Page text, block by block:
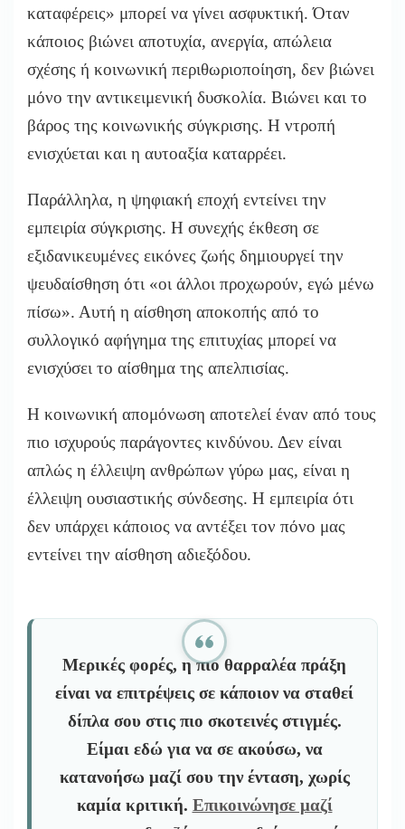
καταφέρεις» μπορεί να γίνει ασφυκτική. Όταν
κάποιος βιώνει αποτυχία, ανεργία, απώλεια
σχέσης ή κοινωνική περιθωριοποίηση, δεν βιώνει
μόνο την αντικειμενική δυσκολία. Βιώνει και το
βάρος της κοινωνικής σύγκρισης. Η ντροπή
ενισχύεται και η αυτοαξία καταρρέει.
Παράλληλα, η ψηφιακή εποχή εντείνει την
εμπειρία σύγκρισης. Η συνεχής έκθεση σε
εξιδανικευμένες εικόνες ζωής δημιουργεί την
ψευδαίσθηση ότι «οι άλλοι προχωρούν, εγώ μένω
πίσω». Αυτή η αίσθηση αποκοπής από το
συλλογικό αφήγημα της επιτυχίας μπορεί να
ενισχύσει το αίσθημα της απελπισίας.
Η κοινωνική απομόνωση αποτελεί έναν από τους
πιο ισχυρούς παράγοντες κινδύνου. Δεν είναι
απλώς η έλλειψη ανθρώπων γύρω μας, είναι η
έλλειψη ουσιαστικής σύνδεσης. Η εμπειρία ότι
δεν υπάρχει κάποιος να αντέξει τον πόνο μας
εντείνει την αίσθηση αδιεξόδου.
Μερικές φορές, η πιο θαρραλέα πράξη
είναι να επιτρέψεις σε κάποιον να σταθεί
δίπλα σου στις πιο σκοτεινές στιγμές.
Είμαι εδώ για να σε ακούσω, να
κατανοήσω μαζί σου την ένταση, χωρίς
καμία κριτική. Επικοινώνησε μαζί